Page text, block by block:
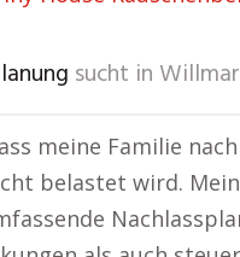
sucht in
meine Familie nach
belastet wird. Mein